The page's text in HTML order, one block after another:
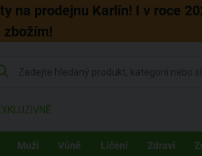
na prodejnu Karlín! I v roce
zbožím!
Muži Vůně Líčení Zdraví